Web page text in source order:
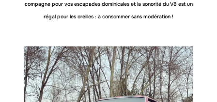
compagne pour vos escapades dominicales et la sonorité du V8 est un
régal pour les oreilles : à consommer sans modération !